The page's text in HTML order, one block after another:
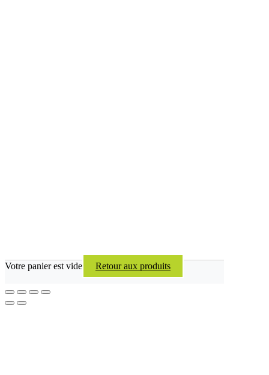
Votre panier est vide Retour aux produits